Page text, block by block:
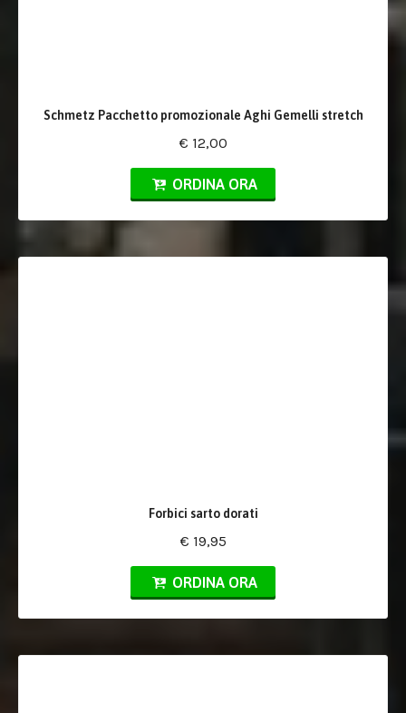
Schmetz Pacchetto promozionale Aghi Gemelli stretch
€ 12,00
ORDINA ORA
Forbici sarto dorati
€ 19,95
ORDINA ORA